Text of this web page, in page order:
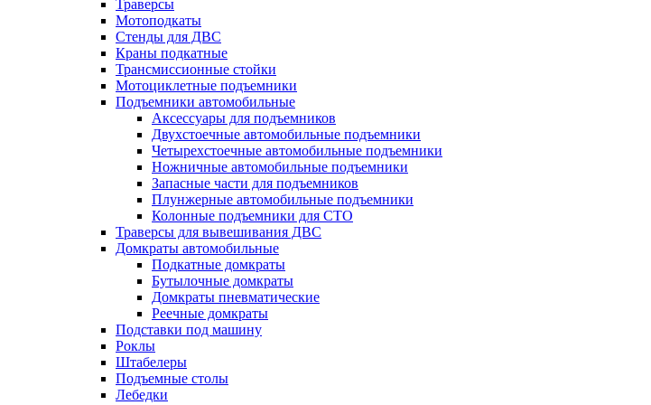
Траверсы
Мотоподкаты
Стенды для ДВС
Краны подкатные
Трансмиссионные стойки
Мотоциклетные подъемники
Подъемники автомобильные
Аксессуары для подъемников
Двухстоечные автомобильные подъемники
Четырехстоечные автомобильные подъемники
Ножничные автомобильные подъемники
Запасные части для подъемников
Плунжерные автомобильные подъемники
Колонные подъемники для СТО
Траверсы для вывешивания ДВС
Домкраты автомобильные
Подкатные домкраты
Бутылочные домкраты
Домкраты пневматические
Реечные домкраты
Подставки под машину
Роклы
Штабелеры
Подъемные столы
Лебедки